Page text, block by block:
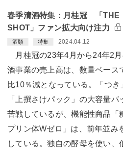
春季清酒特集：月桂冠 「THE
SHOT」ファン拡大向け注力
酒類 特集 2024.04.12
月桂冠の23年4月から24年2
酒事業の売上高は、数量ベース
比10％減となっている。「つき
「上撰さけパック」の大容量パ
苦戦しているが、機能性商品「
プリン体Wゼロ」は、前年並み
している。独自の酵母を使い、